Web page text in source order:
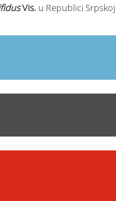
Vis. u Republici Srpskoj